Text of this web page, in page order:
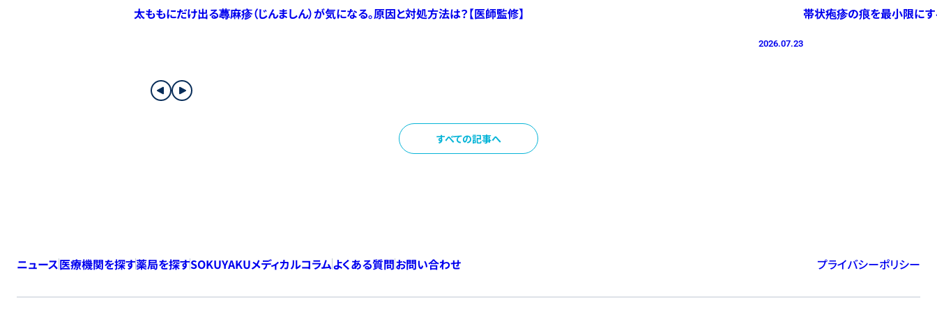
太ももにだけ出る蕁麻疹（じんましん）が気になる。原因と対処方法は？【医師監修】
2026.07.23
帯状疱疹の痕を最小限にす
すべての記事へ
ニュース医療機関を探す薬局を探すSOKUYAKUメディカルコラムよくある質問お問い合わせ プライバシーポリシー